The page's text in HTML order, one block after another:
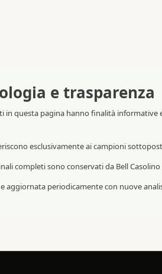
e trasparenza
in questa pagina hanno finalità informative
esclusivamente ai campioni
completi sono conservati da Bell
aggiornata periodicamente con nuove